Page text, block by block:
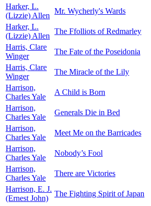
Harker, L.
(Lizzie) Allen
Mr. Wycherly's Wards
Harker, L.
(Lizzie) Allen
The Ffolliots of Redmarley
Harris, Clare
Winger
The Fate of the Poseidonia
Harris, Clare
Winger
The Miracle of the Lily
Harrison,
Charles Yale
A Child is Born
Harrison,
Charles Yale
Generals Die in Bed
Harrison,
Charles Yale
Meet Me on the Barricades
Harrison,
Charles Yale
Nobody’s Fool
Harrison,
Charles Yale
There are Victories
Harrison, E. J.
(Ernest John)
The Fighting Spirit of Japan